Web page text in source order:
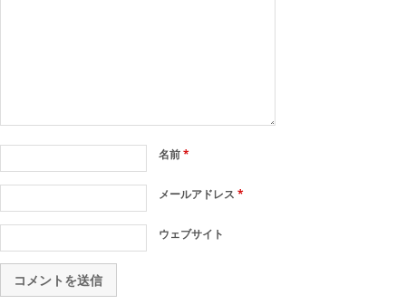
名前*
メールアドレス*
ウェブサイト